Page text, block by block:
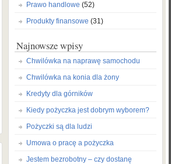
Prawo handlowe (52)
Produkty finansowe (31)
Najnowsze wpisy
Chwilówka na naprawę samochodu
Chwilówka na konia dla żony
Kredyty dla górników
Kiedy pożyczka jest dobrym wyborem?
Pożyczki są dla ludzi
Umowa o pracę a pożyczka
Jestem bezrobotny – czy dostanę